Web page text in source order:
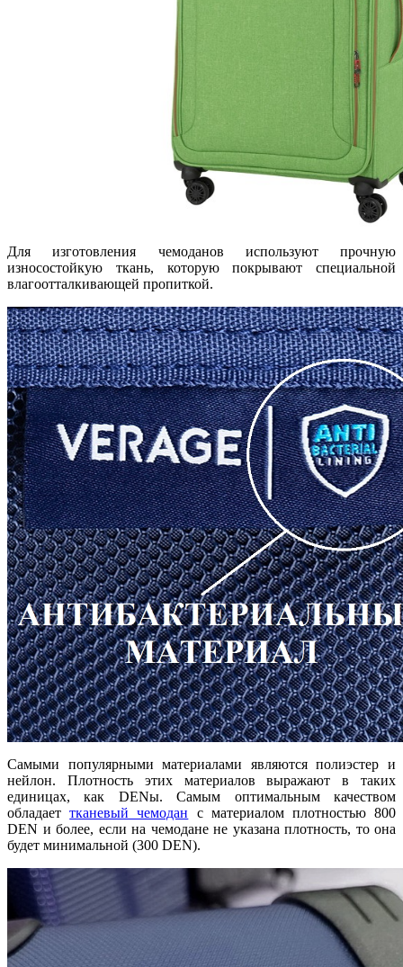
Для изготовления чемоданов используют прочную
износостойкую ткань, которую покрывают специальной
влагоотталкивающей пропиткой.
Самыми популярными материалами являются полиэстер и
нейлон. Плотность этих материалов выражают в таких
единицах, как DENы. Самым оптимальным качеством
обладаеттканевый чемодан с материалом плотностью 800
DEN и более, если на чемодане не указана плотность, то она
будет минимальной (300 DEN).